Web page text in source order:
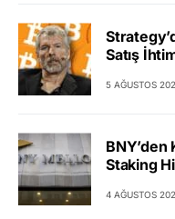
Satış
5 AĞUSTOS
Staking
4 AĞUSTOS